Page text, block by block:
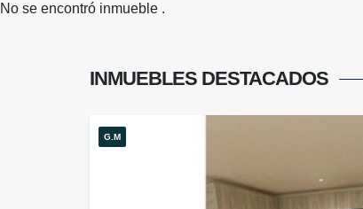
No se encontró inmueble .
INMUEBLES DESTACADOS
G.M